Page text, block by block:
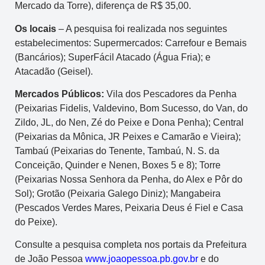
Mercado da Torre), diferença de R$ 35,00.
Os locais – A pesquisa foi realizada nos seguintes
estabelecimentos: Supermercados: Carrefour e Bemais
(Bancários); SuperFácil Atacado (Água Fria); e
Atacadão (Geisel).
Mercados Públicos: Vila dos Pescadores da Penha
(Peixarias Fidelis, Valdevino, Bom Sucesso, do Van, do
Zildo, JL, do Nen, Zé do Peixe e Dona Penha); Central
(Peixarias da Mônica, JR Peixes e Camarão e Vieira);
Tambaú (Peixarias do Tenente, Tambaú, N. S. da
Conceição, Quinder e Nenen, Boxes 5 e 8); Torre
(Peixarias Nossa Senhora da Penha, do Alex e Pôr do
Sol); Grotão (Peixaria Galego Diniz); Mangabeira
(Pescados Verdes Mares, Peixaria Deus é Fiel e Casa
do Peixe).
Consulte a pesquisa completa nos portais da Prefeitura
de João Pessoa www.joaopessoa.pb.gov.br e do